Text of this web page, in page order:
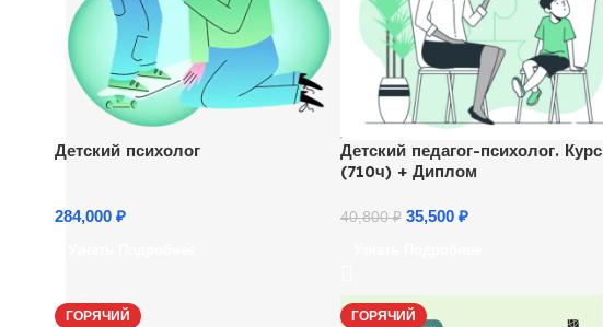
Детский психолог
284,000 ₽
Детский педагог-психолог. Курс
(710ч) + Диплом
40,800₽ 35,500 ₽
ГОРЯЧИЙ ГОРЯЧИЙ